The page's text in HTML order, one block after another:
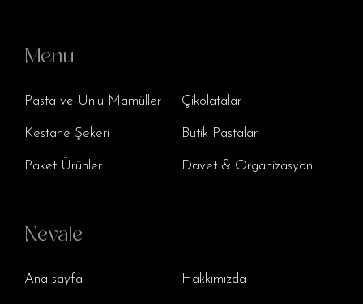
Menu
Pasta ve Unlu Mamüller Çikolatalar
Kestane Şekeri Butik Pastalar
Paket Ürünler Davet & Organizasyon
Nevale
Ana sayfa Hakkımızda